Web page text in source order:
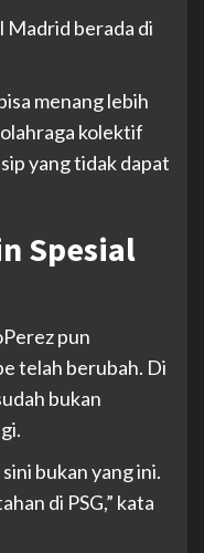
Madrid berada di
menang lebih
kolektif
yang tidak dapat
Spesial
Perez pun
telah berubah. Di
bukan
bukan yang ini.
di PSG,” kata